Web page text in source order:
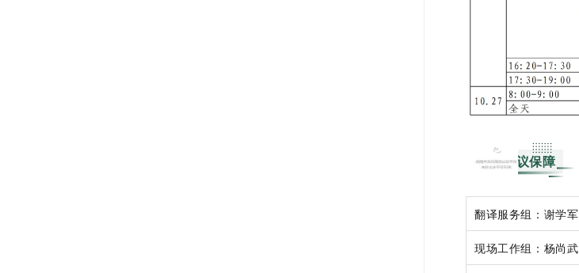
03
会议保障
翻译服务组：谢学军
现场工作组：杨尚武